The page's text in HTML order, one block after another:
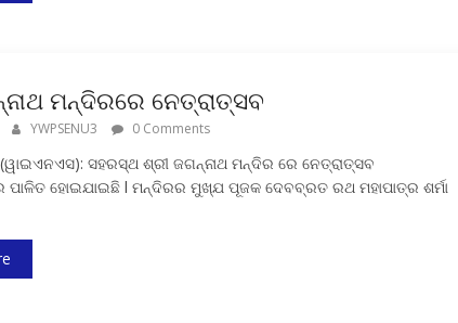
ମନ୍ଦିରରେ ନେତ୍ରାତ୍ସବ
YWPSENU3 0 Comments
ସହରସ୍ଥ ଶ୍ରୀ ଜଗନ୍ନାଥ ମନ୍ଦିର ରେ ନେତ୍ରାତ୍ସବ
ପାଳିତ ହୋଇଯାଇଛି l ମନ୍ଦିରର ମୁଖ୍ଯ ପୂଜକ ଦେବବ୍ରତ ରଥ ମହାପାତ୍ର ଶର୍ମା